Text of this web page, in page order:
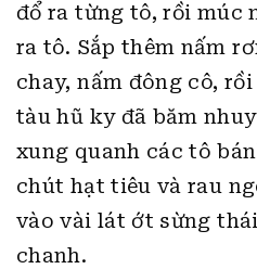
đổ ra từng tô, rồi múc
ra tô. Sắp thêm nấm
chay, nấm đông cô,
tàu hũ ky đã băm
xung quanh các tô
chút hạt tiêu và rau
vào vài lát ớt sừng
chanh.